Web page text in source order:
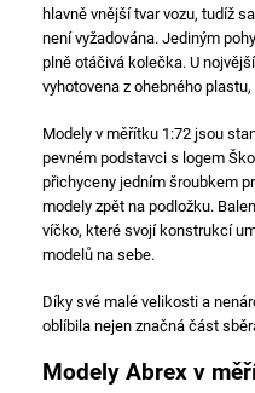
hlavně vnější tvar vozu, tudíž
není vyžadována. Jediným
plně otáčivá kolečka. U
vyhotovena z ohebného
Modely v měřítku 1:72 jsou
pevném podstavci s logem
přichyceny jedním šroubkem
modely zpět na podložku.
víčko, které svojí konstrukcí
modelů na sebe.
Díky své malé velikosti a
oblíbila nejen značná část
Modely Abrex v